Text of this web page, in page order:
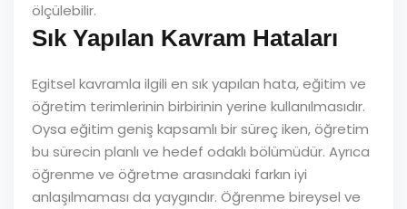
ölçülebilir.
Sık Yapılan Kavram Hataları
Egitsel kavramla ilgili en sık yapılan hata, eğitim ve
öğretim terimlerinin birbirinin yerine kullanılmasıdır.
Oysa eğitim geniş kapsamlı bir süreç iken, öğretim
bu sürecin planlı ve hedef odaklı bölümüdür. Ayrıca
öğrenme ve öğretme arasındaki farkın iyi
anlaşılmaması da yaygındır. Öğrenme bireysel ve